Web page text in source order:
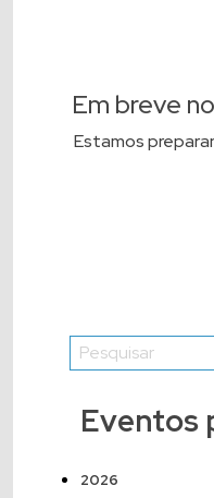
Em breve
Estamos
Eventos
2026